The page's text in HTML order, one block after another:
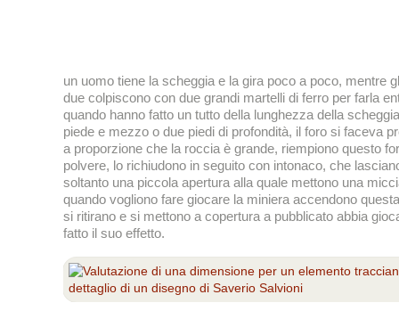
un uomo tiene la scheggia e la gira poco a poco, mentre
due colpiscono con due grandi martelli di ferro per farla
quando hanno fatto un tutto della lunghezza della
piede e mezzo o due piedi di profondità, il foro si faceva
a proporzione che la roccia è grande, riempiono questo
polvere, lo richiudono in seguito con intonaco, che
soltanto una piccola apertura alla quale mettono una
quando vogliono fare giocare la miniera accendono
si ritirano e si mettono a copertura a pubblicato abbia
fatto il suo effetto.